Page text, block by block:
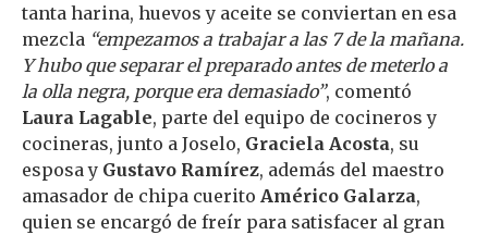
tanta harina, huevos y aceite se conviertan en esa
mezcla “empezamos a trabajar a las 7 de la mañana.
Y hubo que separar el preparado antes de meterlo a
la olla negra, porque era demasiado”, comentó
Laura Lagable, parte del equipo de cocineros y
cocineras, junto a Joselo, Graciela Acosta, su
esposa y Gustavo Ramírez, además del maestro
amasador de chipa cuerito Américo Galarza,
quien se encargó de freír para satisfacer al gran